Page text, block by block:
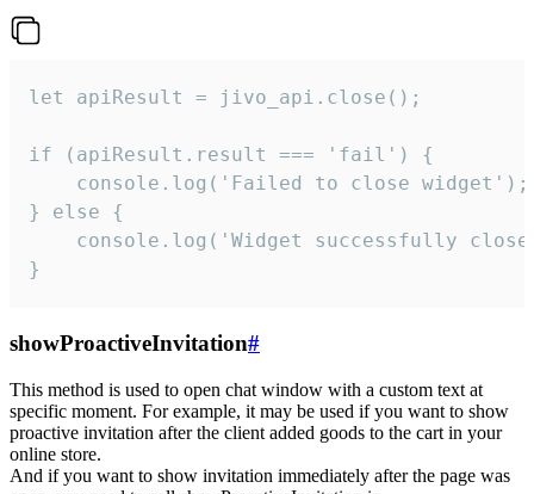
let apiResult = jivo_api.close();
if (apiResult.result === 'fail') {
    console.log('Failed to close widget');
} else {
console.log('Widget successfully
}
showProactiveInvitation#
This method is used to open chat window with a custom text at
specific moment. For example, it may be used if you want to show
proactive invitation after the client added goods to the cart in your
online store.
And if you want to show invitation immediately after the page was